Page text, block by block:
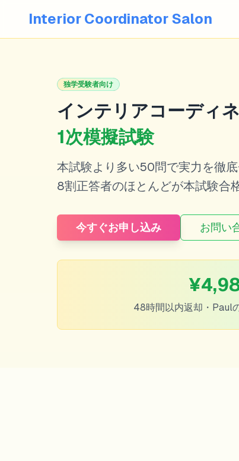
Interior Coordinator Salon
独学受験者向け
インテリアコーディ
1次模擬試験
本試験より多い50問で実力を徹底
8割正答者のほとんどが本試験合
今すぐお申し込み お問い
48時間以内返却・Paul